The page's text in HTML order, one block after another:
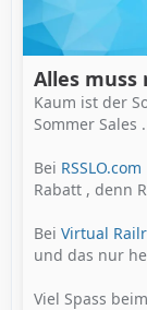
Alles muss
Kaum ist der
Sommer Sales .
Bei RSSLO.com
Rabatt , denn
Bei Virtual
und das nur
Viel Spass